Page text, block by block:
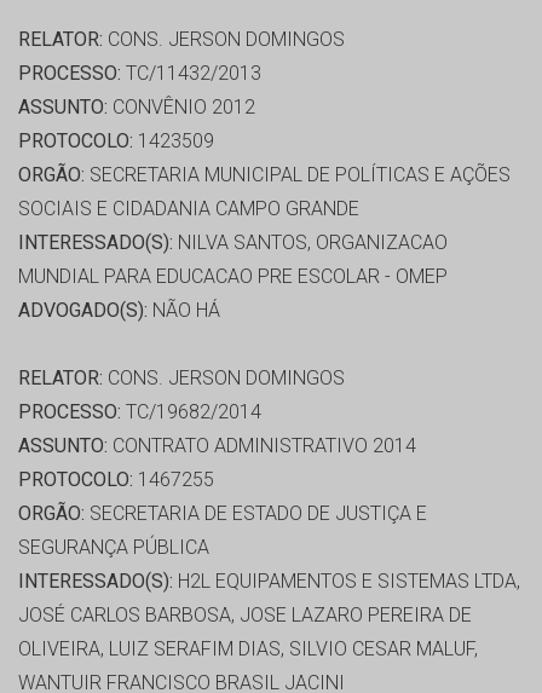
RELATOR: CONS. JERSON DOMINGOS
PROCESSO: TC/11432/2013
ASSUNTO: CONVÊNIO 2012
PROTOCOLO: 1423509
ORGÃO: SECRETARIA MUNICIPAL DE POLÍTICAS E AÇÕES
SOCIAIS E CIDADANIA CAMPO GRANDE
INTERESSADO(S): NILVA SANTOS, ORGANIZACAO
MUNDIAL PARA EDUCACAO PRE ESCOLAR - OMEP
ADVOGADO(S): NÃO HÁ
RELATOR: CONS. JERSON DOMINGOS
PROCESSO: TC/19682/2014
ASSUNTO: CONTRATO ADMINISTRATIVO 2014
PROTOCOLO: 1467255
ORGÃO: SECRETARIA DE ESTADO DE JUSTIÇA E
SEGURANÇA PÚBLICA
INTERESSADO(S): H2L EQUIPAMENTOS E SISTEMAS LTDA,
JOSÉ CARLOS BARBOSA, JOSE LAZARO PEREIRA DE
OLIVEIRA, LUIZ SERAFIM DIAS, SILVIO CESAR MALUF,
WANTUIR FRANCISCO BRASIL JACINI